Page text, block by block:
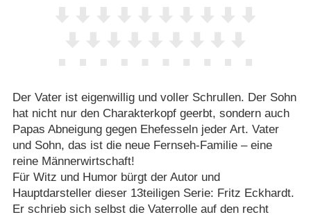
Der Vater ist eigenwillig und voller Schrullen. Der Sohn
hat nicht nur den Charakterkopf geerbt, sondern auch
Papas Abneigung gegen Ehefesseln jeder Art. Vater
und Sohn, das ist die neue Fernseh-Familie – eine
reine Männerwirtschaft!
Für Witz und Humor bürgt der Autor und
Hauptdarsteller dieser 13teiligen Serie: Fritz Eckhardt.
Er schrieb sich selbst die Vaterrolle auf den recht